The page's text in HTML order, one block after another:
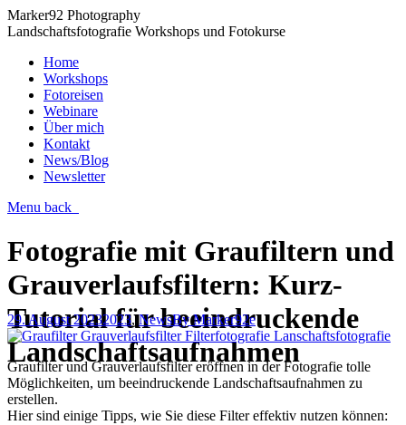
Marker92 Photography
Landschaftsfotografie Workshops und Fotokurse
Home
Workshops
Fotoreisen
Webinare
Über mich
Kontakt
News/Blog
Newsletter
Menu back
Fotografie mit Graufiltern und
Grauverlaufsfiltern: Kurz-
Tutorial für beeindruckende
Landschaftsaufnahmen
29. August 20232023,NewsByMarker92e
Graufilter und Grauverlaufsfilter eröffnen in der Fotografie tolle
Möglichkeiten, um beeindruckende Landschaftsaufnahmen zu
erstellen.
Hier sind einige Tipps, wie Sie diese Filter effektiv nutzen können: